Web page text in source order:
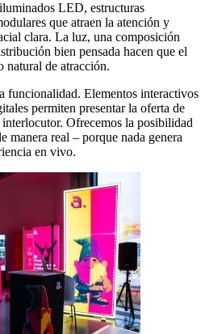
LED, estructuras
que atraen la atención y
clara. La luz, una composición
bien pensada hacen que el
natural de atracción.
funcionalidad. Elementos interactivos
permiten presentar la oferta de
Ofrecemos la posibilidad
manera real – porque nada genera
en vivo.